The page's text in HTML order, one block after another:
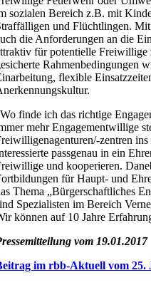
sozialen Bereich z.B. mit
und Flüchtlingen.
die Anforderungen an die
für potentielle Freiwillige
Rahmenbedingungen
flexible
finde ich das richtige
mehr Engagementwillige
zentren
passgenau in ein
und kooperieren.
für Haupt- und
Thema „Bürgerschaftliches
Spezialisten im Bereich
können auf 10 Jahre
vom 19.01.2017
im rbb-Aktuell vom 25.